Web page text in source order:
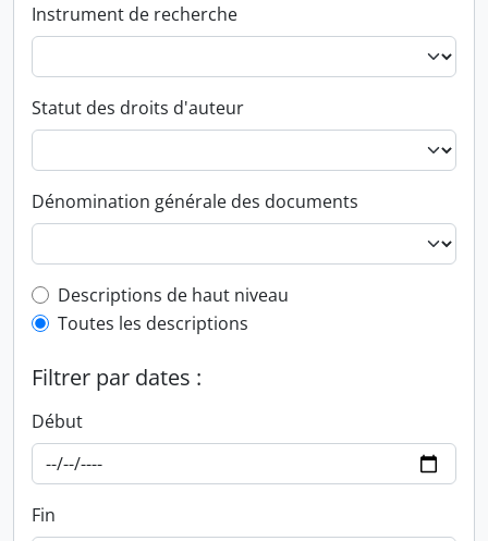
Instrument de recherche
Statut des droits d'auteur
Dénomination générale des documents
Top-level description filter
Descriptions de haut niveau
Toutes les descriptions
Filtrer par dates :
Début
Fin